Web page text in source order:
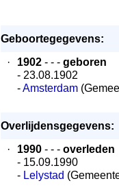
Geboortegegevens:
·
1902 - - - geboren
- 23.08.1902
-Amsterdam
Overlijdensgegevens:
·
1990 - - - overleden
- 15.09.1990
- Lelystad